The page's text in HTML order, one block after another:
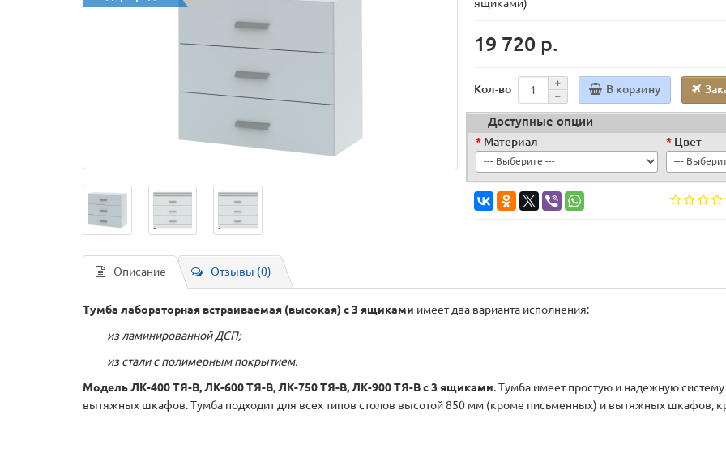
ящиками)
19 720 р.
Кол-во В корзину
Доступные опции
Материал Цвет
Описание Отзывы (0)
Тумба лабораторная встраиваемая (высокая) с 3 ящиками имеет два варианта исполнения:
из ламинированной ДСП;
из стали с полимерным покрытием.
Модель ЛК-400 ТЯ-В, ЛК-600 ТЯ-В, ЛК-750 ТЯ-В, ЛК-900 ТЯ-В с 3 ящиками. Тумба имеет простую и надежную
вытяжных шкафов. Тумба подходит для всех типов столов высотой 850 мм (кроме письменных) и вытяжных шкафов,